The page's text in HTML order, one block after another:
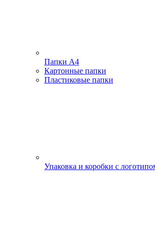
Папки А4
Картонные папки
Пластиковые папки
Упаковка и коробки с